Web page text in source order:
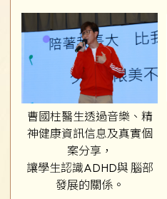
曹國柱醫生透過音樂、精
神健康資訊信息及真實個
案分享，
讓學生認識ADHD與 腦部
發展的關係。